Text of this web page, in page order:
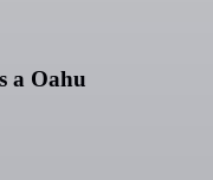
a Oahu